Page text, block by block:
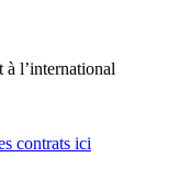
à l’international
contrats ici